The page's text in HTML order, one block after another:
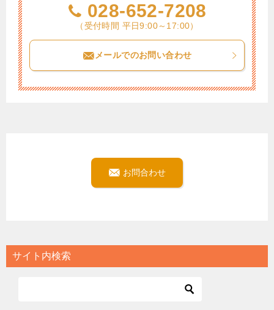
028-652-7208
（受付時間 平日9:00～17:00）
メールでのお問い合わせ
お問合わせ
サイト内検索